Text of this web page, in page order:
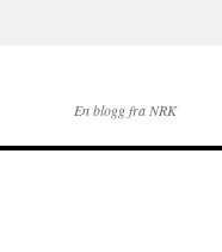
En blogg fra NRK